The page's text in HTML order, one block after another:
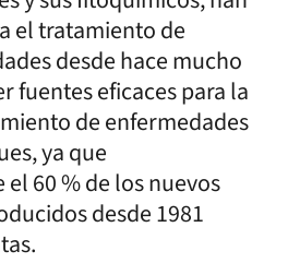
el tratamiento de
desde hace mucho
fuentes eficaces para la
de enfermedades
ya que
60 % de los nuevos
desde 1981